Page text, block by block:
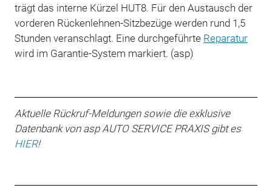
trägt das interne Kürzel HUT8. Für den Austausch der
vorderen Rückenlehnen-Sitzbezüge werden rund 1,5
Stunden veranschlagt. Eine durchgeführte Reparatur
wird im Garantie-System markiert. (asp)
Aktuelle Rückruf-Meldungen sowie die exklusive
Datenbank von asp AUTO SERVICE PRAXIS gibt es
HIER!